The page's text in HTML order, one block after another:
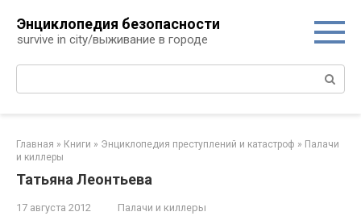
контенту
Энциклопедия безопасности
survive in city/выживание в городе
Поиск:
Главная » Книги » Энциклопедия преступлений и катастроф » Палачи
и киллеры
Татьяна Леонтьева
17 августа 2012 Палачи и киллеры